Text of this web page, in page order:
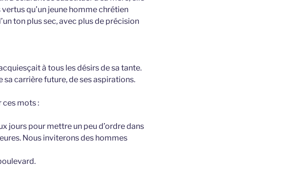
qu’un jeune homme chrétien
ton plus sec, avec plus de précision
à tous les désirs de sa tante.
sa carrière future, de ses aspirations.
ces mots :
jours pour mettre un peu d’ordre dans
Nous inviterons des hommes